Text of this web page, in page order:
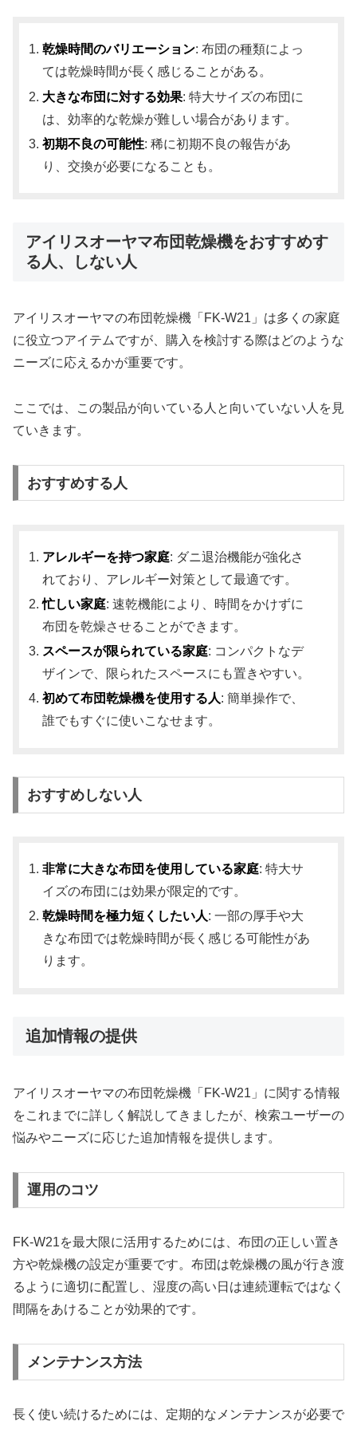
乾燥時間のバリエーション: 布団の種類によっ
ては乾燥時間が長く感じることがある。
大きな布団に対する効果: 特大サイズの布団に
は、効率的な乾燥が難しい場合があります。
初期不良の可能性: 稀に初期不良の報告があ
り、交換が必要になることも。
アイリスオーヤマ布団乾燥機をおすすめす
る人、しない人
アイリスオーヤマの布団乾燥機「FK-W21」は多くの家庭
に役立つアイテムですが、購入を検討する際はどのような
ニーズに応えるかが重要です。
ここでは、この製品が向いている人と向いていない人を見
ていきます。
おすすめする人
アレルギーを持つ家庭: ダニ退治機能が強化さ
れており、アレルギー対策として最適です。
忙しい家庭: 速乾機能により、時間をかけずに
布団を乾燥させることができます。
スペースが限られている家庭: コンパクトなデ
ザインで、限られたスペースにも置きやすい。
初めて布団乾燥機を使用する人: 簡単操作で、
誰でもすぐに使いこなせます。
おすすめしない人
非常に大きな布団を使用している家庭: 特大サ
イズの布団には効果が限定的です。
乾燥時間を極力短くしたい人: 一部の厚手や大
きな布団では乾燥時間が長く感じる可能性があ
ります。
追加情報の提供
アイリスオーヤマの布団乾燥機「FK-W21」に関する情報
をこれまでに詳しく解説してきましたが、検索ユーザーの
悩みやニーズに応じた追加情報を提供します。
運用のコツ
FK-W21を最大限に活用するためには、布団の正しい置き
方や乾燥機の設定が重要です。布団は乾燥機の風が行き渡
るように適切に配置し、湿度の高い日は連続運転ではなく
間隔をあけることが効果的です。
メンテナンス方法
長く使い続けるためには、定期的なメンテナンスが必要で